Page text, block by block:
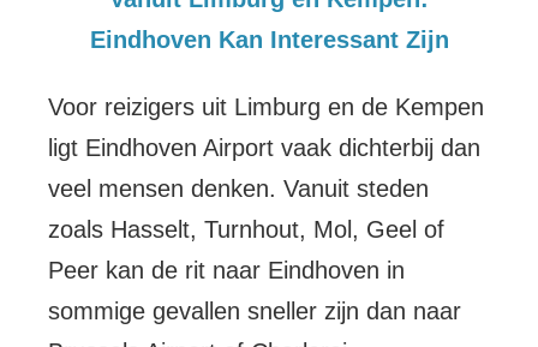
Eindhoven Kan Interessant Zijn
Voor reizigers uit Limburg en de Kempen
ligt Eindhoven Airport vaak dichterbij dan
veel mensen denken. Vanuit steden
zoals Hasselt, Turnhout, Mol, Geel of
Peer kan de rit naar Eindhoven in
sommige gevallen sneller zijn dan naar